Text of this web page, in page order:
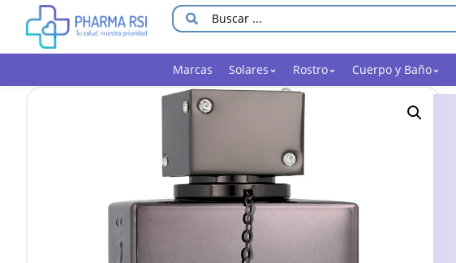
Marcas Solares Rostro Cuerpo y Baño